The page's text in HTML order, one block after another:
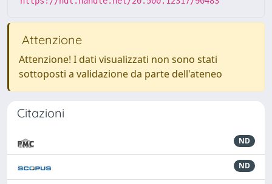
Attenzione
Attenzione! I dati visualizzati non sono stati
sottoposti a validazione da parte dell'ateneo
Citazioni
ND
ND